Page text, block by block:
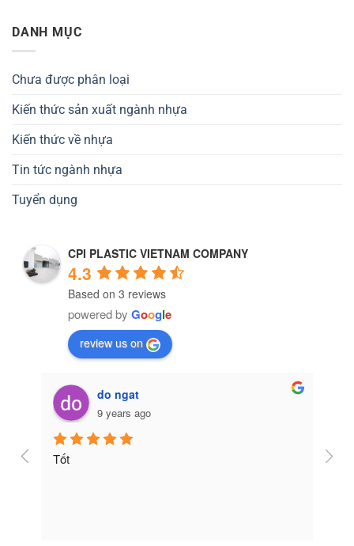
DANH MỤC
Chưa được phân loại
Kiến thức sản xuất ngành nhựa
Kiến thức về nhựa
Tin tức ngành nhựa
Tuyển dụng
CPI PLASTIC VIETNAM COMPANY
4.3
Based on 3 reviews
powered by Google
review us on
do ngat
9 years ago
Tốt